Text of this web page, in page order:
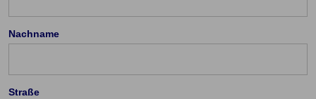
Nachname
Straße